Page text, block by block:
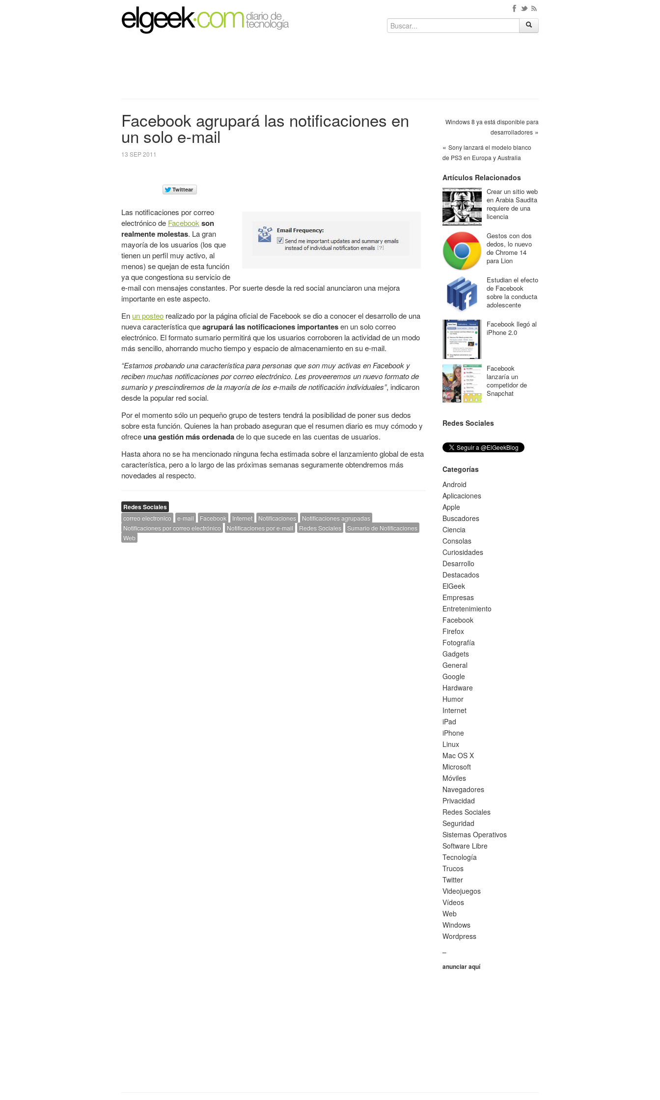
Facebook agrupará las notificaciones en
un solo e-mail
13 SEP 2011
Las notificaciones por correo
electrónico de Facebook son
realmente molestas. La gran
mayoría de los usuarios (los que
tienen un perfil muy activo, al
menos) se quejan de esta función
ya que congestiona su servicio de
e-mail con mensajes constantes. Por suerte desde la red social anunciaron una mejora
importante en este aspecto.
En un posteo realizado por la página oficial de Facebook se dio a conocer el desarrollo de una
nueva característica queagrupará las notificaciones importantesen un solo correo
electrónico. El formato sumario permitirá que los usuarios corroboren la actividad de un modo
más sencillo, ahorrando mucho tiempo y espacio de almacenamiento en su e-mail.
“Estamos probando una característica para personas que son muy activas en Facebook y
reciben muchas notificaciones por correo electrónico. Les proveeremos un nuevo formato de
sumario y prescindiremos de la mayoría de los e-mails de notificación individuales”, indicaron
desde la popular red social.
Por el momento sólo un pequeño grupo de testers tendrá la posibilidad de poner sus dedos
sobre esta función. Quienes la han probado aseguran que el resumen diario es muy cómodo y
ofreceuna gestión más ordenadade lo que sucede en las cuentas de usuarios.
Hasta ahora no se ha mencionado ninguna fecha estimada sobre el lanzamiento global de esta
característica, pero a lo largo de las próximas semanas seguramente obtendremos más
novedades al respecto.
Redes Sociales
correo electronico e-mail Facebook Internet Notificaciones
Notificaciones agrupadas
Notificaciones por correo electrónico
Notificaciones por e-mail Redes Sociales
Sumario de Notificaciones
Web
Windows 8 ya está disponible para
desarrolladores »
« Sony lanzará el modelo blanco
de PS3 en Europa y Australia
Artículos Relacionados
Crear un sitio web
en Arabia Saudita
requiere de una
licencia
Gestos con dos
dedos, lo nuevo
de Chrome 14
para Lion
Estudian el efecto
de Facebook
sobre la conducta
adolescente
Facebook llegó al
iPhone 2.0
Facebook
lanzaría un
competidor de
Snapchat
Redes Sociales
Categorías
Android
Aplicaciones
Apple
Buscadores
Ciencia
Consolas
Curiosidades
Desarrollo
Destacados
ElGeek
Empresas
Entretenimiento
Facebook
Firefox
Fotografía
Gadgets
General
Google
Hardware
Humor
Internet
iPad
iPhone
Linux
Mac OS X
Microsoft
Móviles
Navegadores
Privacidad
Redes Sociales
Seguridad
Sistemas Operativos
Software Libre
Tecnología
Trucos
Twitter
Videojuegos
Vídeos
Web
Windows
Wordpress
–
anunciar aquí